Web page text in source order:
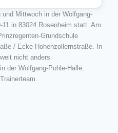
Mittwoch in der Wolfgang-
in 83024 Rosenheim statt. Am
Grundschule
/ Ecke Hohenzollernstraße. In
nicht anders
der Wolfgang-Pohle-Halle.